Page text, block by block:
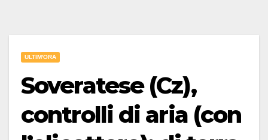
ULTIM'ORA
Soveratese (Cz),
controlli di aria (con